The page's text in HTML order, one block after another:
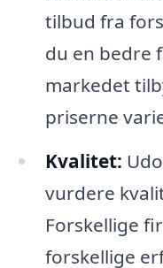
tilbud fra
du en bedre
markedet
priserne
Kvalitet:
vurdere
Forskellige
forskellige